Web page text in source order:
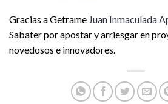
Gracias a Getrame Juan Inmaculada
Sabater por apostar y arriesgar en
novedosos e innovadores.